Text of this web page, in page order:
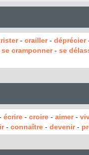
- crailler- déprécier
se cramponner- se
écrire - croire - aimer-
- connaître - devenir-